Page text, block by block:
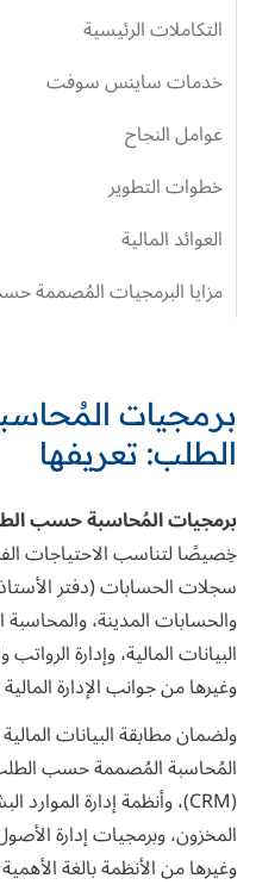
التكاملات الرئيسية
خدمات ساينس سوفت
عوامل النجاح
خطوات التطوير
العوائد المالية
مزايا البرمجيات المُصممة
برمجيات المُحاسبة المُصممة حسب
الطلب: تعريفها
برمجيات المُحاسبة حسب
خِصيصًا لتناسب الاحتياجات
سجلات الحسابات (دفتر الأستاذ
والحسابات المدينة،
البيانات المالية، وإدارة
وغيرها من جوانب الإدارة
ولضمان مطابقة البيانات
المُحاسبة المُصممة حسب الطلب
المخزون، وبرمجيات إدارة
وغيرها من الأنظمة بالغة